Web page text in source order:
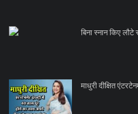
बिना स्नान किए लौटे
माधुरी दीक्षित